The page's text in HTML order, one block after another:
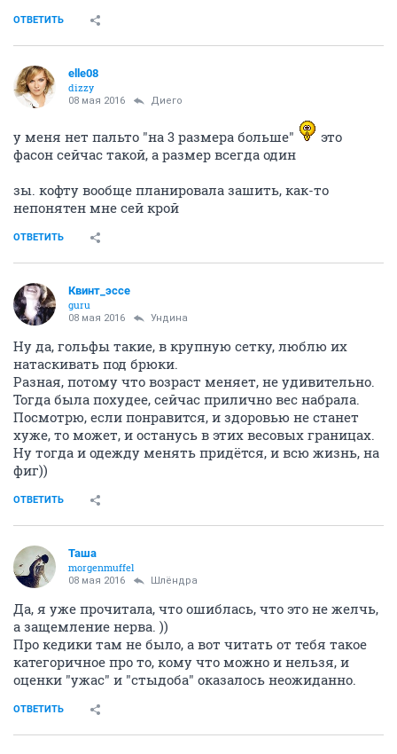
ОТВЕТИТЬ
elle08
dizzy
08 мая 2016 Диего
у меня нет пальто "на 3 размера больше"
это
фасон сейчас такой, а размер всегда один
зы. кофту вообще планировала зашить, как-то
непонятен мне сей крой
ОТВЕТИТЬ
Квинт_эссе
guru
08 мая 2016 Ундинa
Ну да, гольфы такие, в крупную сетку, люблю их
натаскивать под брюки.
Разная, потому что возраст меняет, не удивительно.
Тогда была похудее, сейчас прилично вес набрала.
Посмотрю, если понравится, и здоровью не станет
хуже, то может, и останусь в этих весовых границах.
Ну тогда и одежду менять придётся, и всю жизнь, на
фиг))
ОТВЕТИТЬ
Таша
morgenmuffel
08 мая 2016 Шлёндра
Да, я уже прочитала, что ошиблась, что это не желчь,
а защемление нерва. ))
Про кедики там не было, а вот читать от тебя такое
категоричное про то, кому что можно и нельзя, и
оценки "ужас" и "стыдоба" оказалось неожиданно.
ОТВЕТИТЬ